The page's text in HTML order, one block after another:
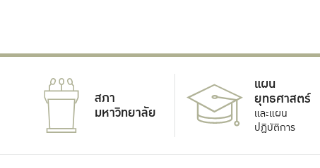
สภา
มหาวิทยาลัย
แผน
ยุทธศาสตร์
และแผน
ปฏิบัติการ